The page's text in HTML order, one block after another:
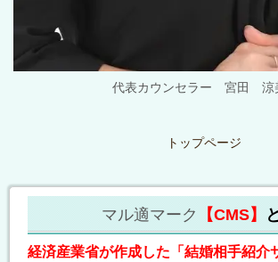
代表カウンセラー 宮田 涼
トップページ
マル適マーク 【CMS】
経済産業省が作成した「結婚相手紹介